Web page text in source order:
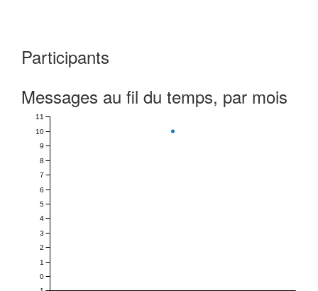
Participants
Messages au fil du temps, par mois
0
1
2
3
4
5
6
7
8
9
10
11